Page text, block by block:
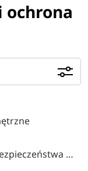
ochrona
Administracja publiczna w systemie bezpieczeństwa wewnętrznego